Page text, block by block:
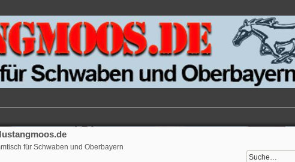
für Schwaben und Oberbayern